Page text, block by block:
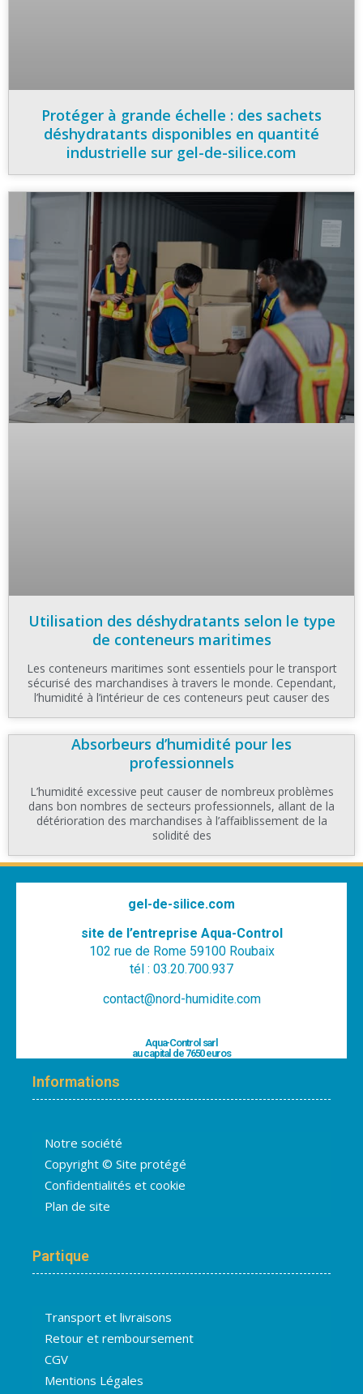
Protéger à grande échelle : des sachets
déshydratants disponibles en quantité
industrielle sur gel-de-silice.com
Utilisation des déshydratants selon le type
de conteneurs maritimes
Les conteneurs maritimes sont essentiels pour le transport
sécurisé des marchandises à travers le monde. Cependant,
l’humidité à l’intérieur de ces conteneurs peut causer des
Absorbeurs d’humidité pour les
professionnels
L’humidité excessive peut causer de nombreux problèmes
dans bon nombres de secteurs professionnels, allant de la
détérioration des marchandises à l’affaiblissement de la
solidité des
gel-de-silice.com
site de l’entreprise Aqua-Control
102 rue de Rome 59100 Roubaix
tél : 03.20.700.937
contact@nord-humidite.com
Aqua-Control sarl
au capital de 7650 euros
Informations
Notre société
Copyright © Site protégé
Confidentialités et cookie
Plan de site
Partique
Transport et livraisons
Retour et remboursement
CGV
Mentions Légales